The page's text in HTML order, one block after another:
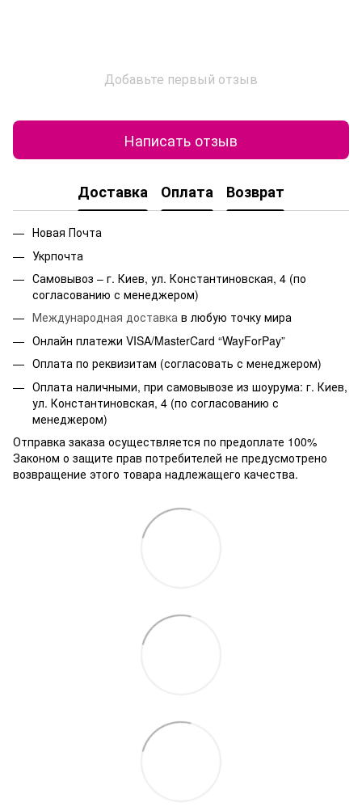
Добавьте первый отзыв
Написать отзыв
Доставка Оплата Возврат
Новая Почта
Укрпочта
Самовывоз – г. Киев, ул. Константиновская, 4 (по
согласованию с менеджером)
Международная доставка в любую точку мира
Онлайн платежи VISA/MasterCard “WayForPay”
Оплата по реквизитам (согласовать с менеджером)
Оплата наличными, при самовывозе из шоурума: г. Киев,
ул. Константиновская, 4 (по согласованию с
менеджером)
Отправка заказа осуществляется по предоплате 100%
Законом о защите прав потребителей не предусмотрено
возвращение этого товара надлежащего качества.